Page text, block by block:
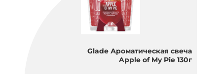
Glade Ароматическая свеча
Apple of My Pie 130г